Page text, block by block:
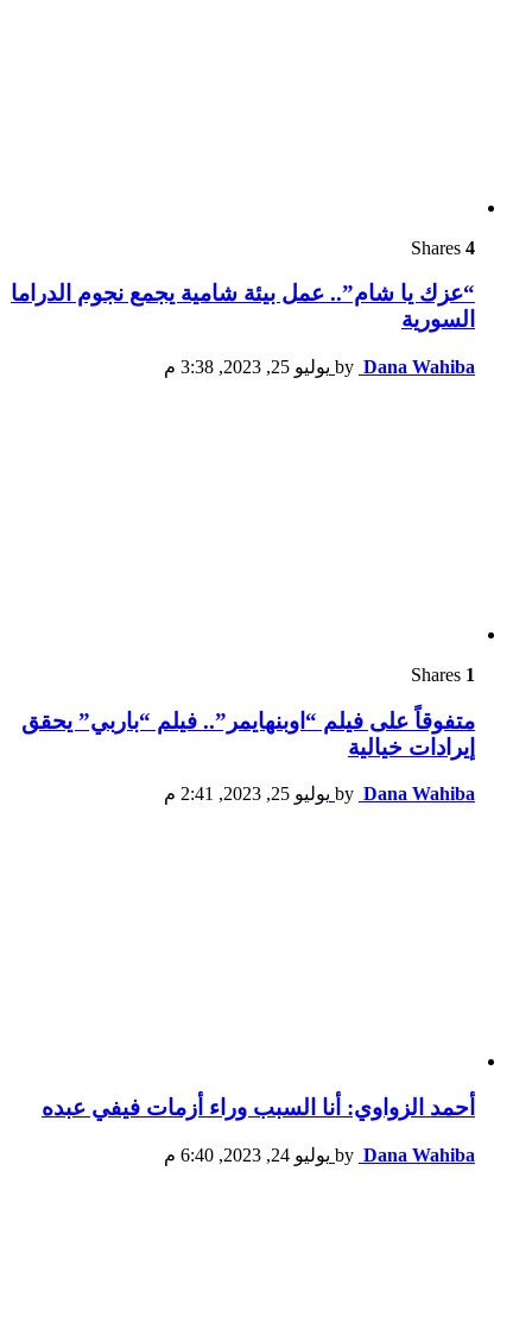
4
“عزك يا شام”.. عمل بيئة شامية يجمع نجوم الدراما
السورية
by Dana Wahiba يوليو 25, 2023, 3:38 م
1
متفوقاً على فيلم “اوبنهايمر”.. فيلم “باربي” يحقق
إيرادات خيالية
by Dana Wahiba يوليو 25, 2023, 2:41 م
أحمد الزواوي: أنا السبب وراء أزمات فيفي عبده
by Dana Wahiba يوليو 24, 2023, 6:40 م